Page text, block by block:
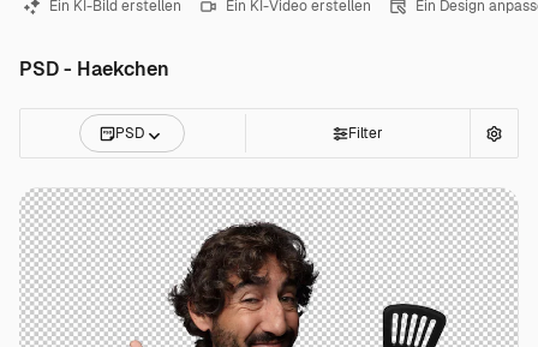
Ein KI-Bild erstellen Ein KI-Video erstellen Ein Design
PSD - Haekchen
PSD Filter